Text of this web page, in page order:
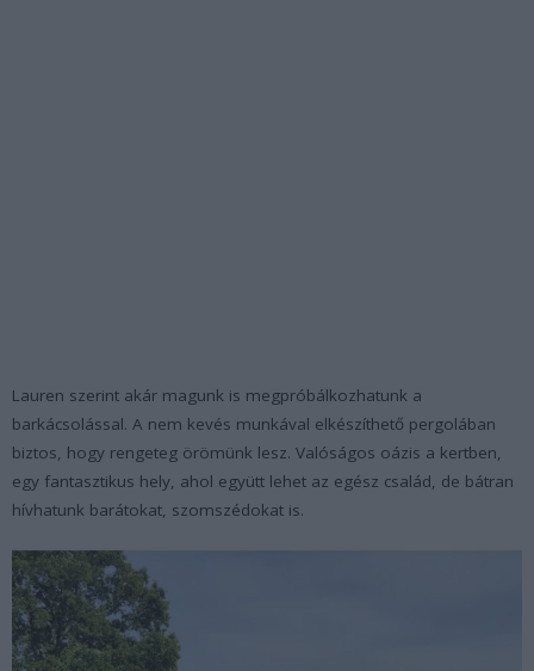
Lauren szerint akár magunk is megpróbálkozhatunk a
barkácsolással. A nem kevés munkával elkészíthető pergolában
biztos, hogy rengeteg örömünk lesz. Valóságos oázis a kertben,
egy fantasztikus hely, ahol együtt lehet az egész család, de bátran
hívhatunk barátokat, szomszédokat is.